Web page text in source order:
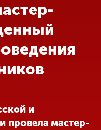
и
провела мастер-